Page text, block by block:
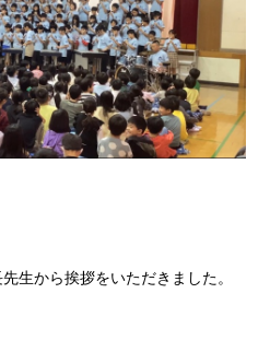
生から挨拶をいただきました。